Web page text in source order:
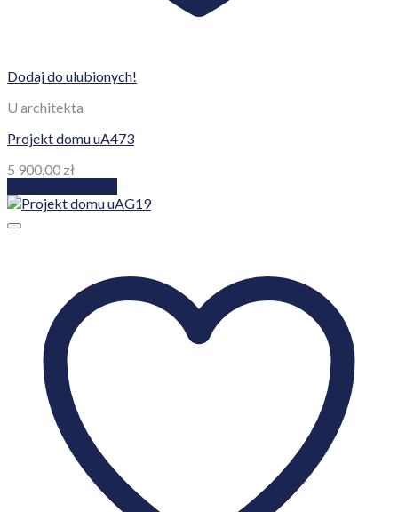
Dodaj do ulubionych!
U architekta
Projekt domu uA473
5 900,00 zł